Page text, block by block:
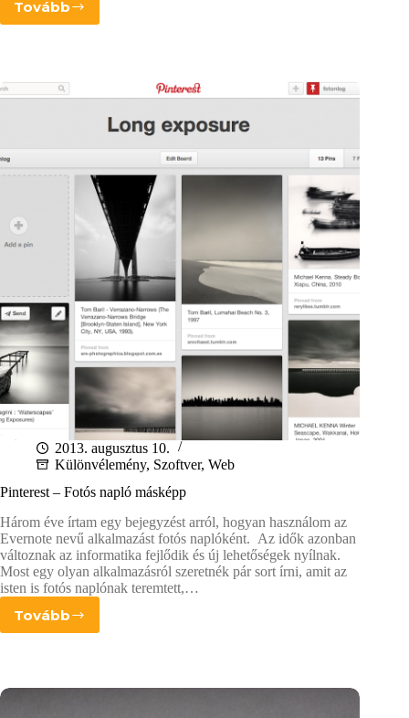
Tovább
Vazz!
2013. augusztus 10.
Különvélemény, Szoftver, Web
Pinterest – Fotós napló másképp
Három éve írtam egy bejegyzést arról, hogyan használom az
Evernote nevű alkalmazást fotós naplóként. Az idők azonban
változnak az informatika fejlődik és új lehetőségek nyílnak.
Most egy olyan alkalmazásról szeretnék pár sort írni, amit az
isten is fotós naplónak teremtett,…
TovábbPinterest
másképp